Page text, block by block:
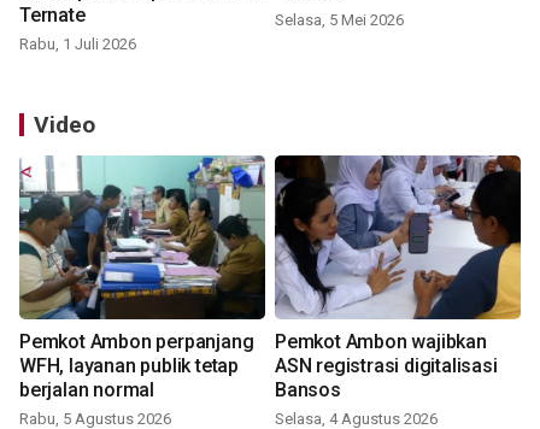
Ternate
Rabu, 1 Juli 2026
Selasa, 5 Mei 2026
Video
Pemkot Ambon perpanjang
WFH, layanan publik tetap
berjalan normal
Rabu, 5 Agustus 2026
Pemkot Ambon wajibkan
ASN registrasi digitalisasi
Bansos
Selasa, 4 Agustus 2026